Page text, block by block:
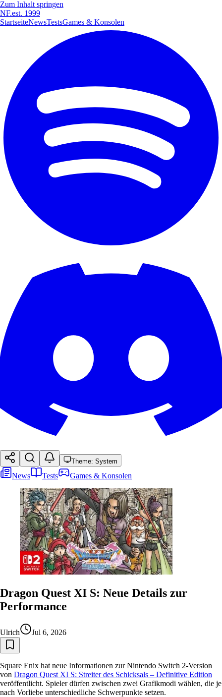
Zum Inhalt springen
NF.est. 1999
StartseiteNewsTestsGames & Konsolen
Theme: System
News Tests Games & Konsolen
Dragon Quest XI S: Neue Details zur
Performance
Ulrich Jul 6, 2026
Square Enix hat neue Informationen zur Nintendo Switch 2-Version
von Dragon Quest XI S: Streiter des Schicksals – Definitive Edition
veröffentlicht. Spieler dürfen zwischen zwei Grafikmodi wählen, die je
nach Vorliebe unterschiedliche Schwerpunkte setzen.